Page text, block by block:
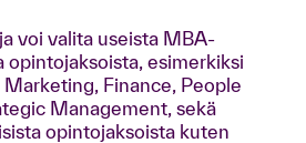
voi valita useista MBA-
opintojaksoista, esimerkiksi
Marketing, Finance, People
Management, sekä
opintojaksoista kuten